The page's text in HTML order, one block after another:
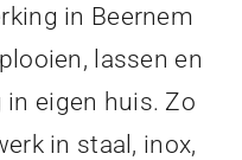
in Beernem
lassen en
in eigen huis. Zo
in staal, inox,